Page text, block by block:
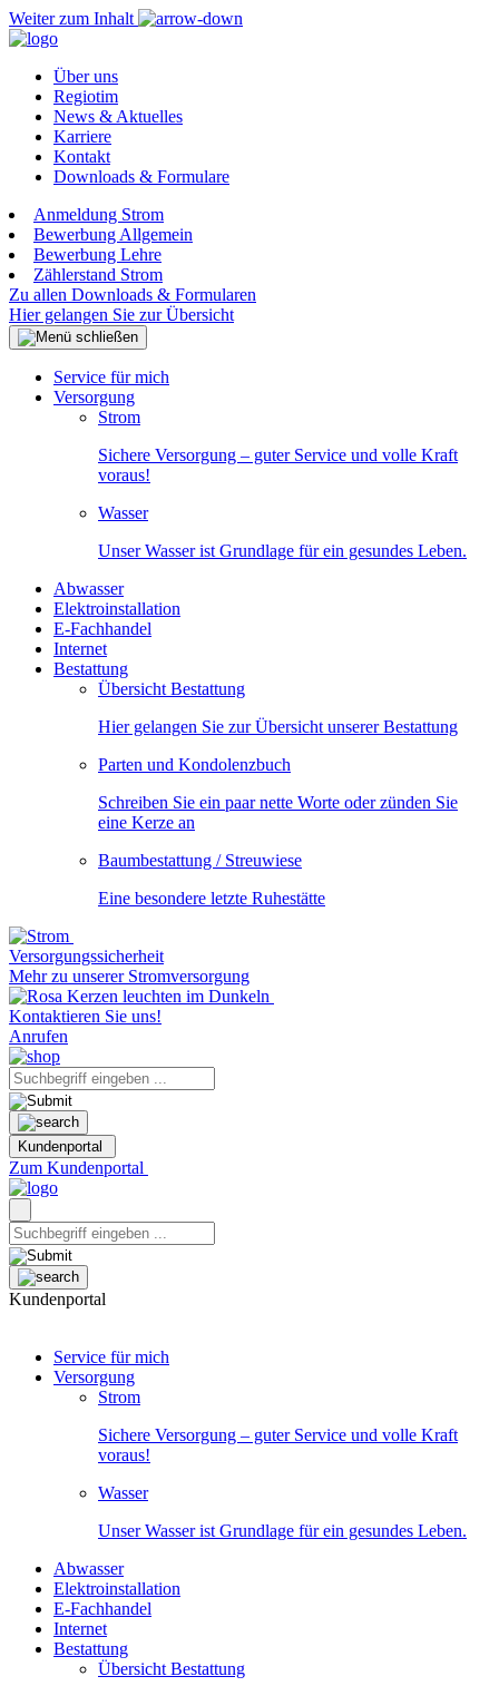
Weiter zum Inhalt
Über uns
Regiotim
News & Aktuelles
Karriere
Kontakt
Downloads & Formulare
Anmeldung Strom
Bewerbung Allgemein
Bewerbung Lehre
Zählerstand Strom
Zu allen Downloads & Formularen
Hier gelangen Sie zur Übersicht
Service für mich
Versorgung
Strom
Sichere Versorgung – guter Service und volle Kraft
voraus!
Wasser
Unser Wasser ist Grundlage für ein gesundes Leben.
Abwasser
Elektroinstallation
E-Fachhandel
Internet
Bestattung
Übersicht Bestattung
Hier gelangen Sie zur Übersicht unserer Bestattung
Parten und Kondolenzbuch
Schreiben Sie ein paar nette Worte oder zünden Sie
eine Kerze an
Baumbestattung / Streuwiese
Eine besondere letzte Ruhestätte
Versorgungssicherheit
Mehr zu unserer Stromversorgung
Kontaktieren Sie uns!
Anrufen
Kundenportal
Zum Kundenportal
Kundenportal
Service für mich
Versorgung
Strom
Sichere Versorgung – guter Service und volle Kraft
voraus!
Wasser
Unser Wasser ist Grundlage für ein gesundes Leben.
Abwasser
Elektroinstallation
E-Fachhandel
Internet
Bestattung
Übersicht Bestattung